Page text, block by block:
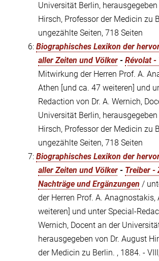
Universität Berlin,
Hirsch, Professor der Medicin zu
ungezählte Seiten, 718 Seiten
6: Biographisches Lexikon der
aller Zeiten und Völker - Révolat
Mitwirkung der Herren Prof. A.
Athen [und ca. 47 weiteren] und
Redaction von Dr. A. Wernich,
Universität Berlin,
Hirsch, Professor der Medicin zu
ungezählte Seiten, 718 Seiten
7: Biographisches Lexikon der
aller Zeiten und Völker - Treiber -
Nachträge und Ergänzungen /
der Herren Prof. A. Anagnostakis,
weiteren] und unter Special-
Wernich, Docent an der
herausgegeben von Dr. August
der Medicin zu Berlin. , 1884. -